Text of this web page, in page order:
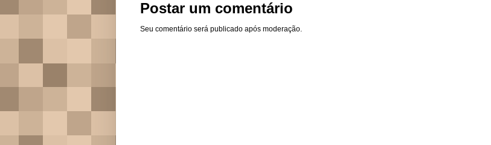
Postar um comentário
Seu comentário será publicado após moderação.